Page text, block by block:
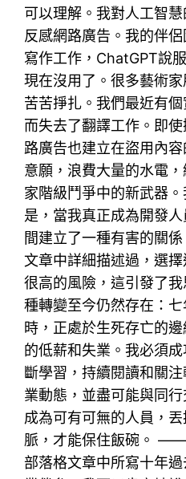
可以理解。我對人工智
反感網路廣告。我的伴
寫作工作，ChatGPT說
現在沒用了。很多藝術
苦苦掙扎。我們最近有
而失去了翻譯工作。即
路廣告也建立在盜用內
意願，浪費大量的水電
家階級鬥爭中的新武器
是，當我真正成為開發
間建立了一種有害的關
文章中詳細描述過，選
很高的風險，這引發了
種轉變至今仍然存在：
時，正處於生死存亡的
的低薪和失業。我必須
斷學習，持續閱讀和關
業動態，並盡可能與同
成為可有可無的人員，
脈，才能保住飯碗。
部落格文章中所寫十年